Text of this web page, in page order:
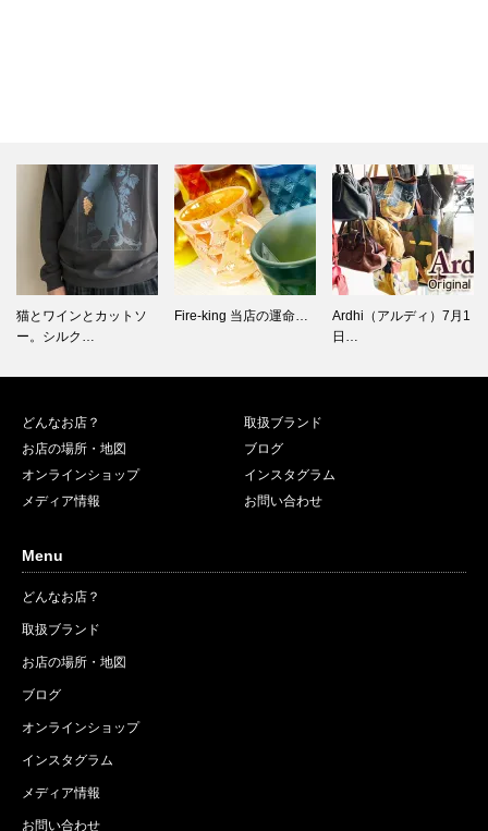
Fire-king 当店の運命…
Ardhi（アルディ）7月1
Fire-king マメチコ実…
どんなお店？
取扱ブランド
お店の場所・地図
ブログ
オンラインショップ
インスタグラム
メディア情報
お問い合わせ
Menu
どんなお店？
取扱ブランド
お店の場所・地図
ブログ
オンラインショップ
インスタグラム
メディア情報
お問い合わせ